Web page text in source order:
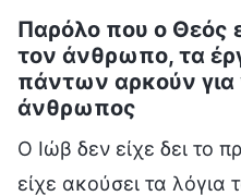
Παρόλο που ο Θεός
τον άνθρωπο, τα
πάντων αρκούν για
άνθρωπος
Ο Ιώβ δεν είχε δει το
είχε ακούσει τα λόγια